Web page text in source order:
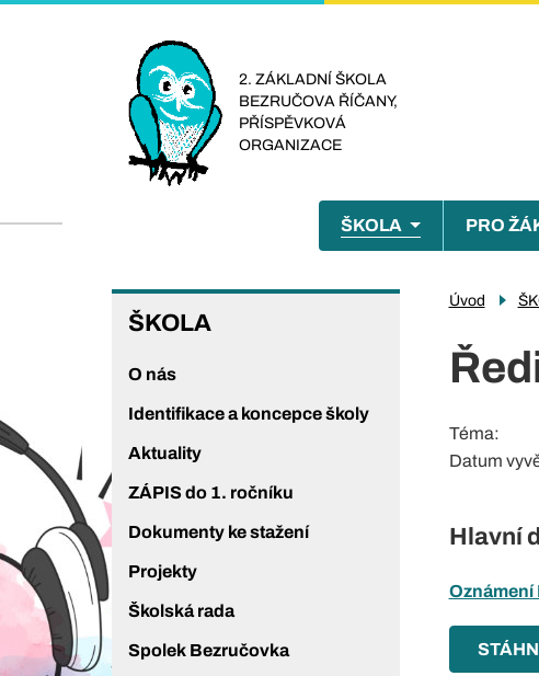
2. ZÁKLADNÍ ŠKOLA
BEZRUČOVA ŘÍČANY,
PŘÍSPĚVKOVÁ
ORGANIZACE
Menu
navigace
ŠKOLA PRO
ŠKOLA
ŠKOLA
O nás
Identifikace a koncepce školy
Aktuality
ZÁPIS do 1. ročníku
Dokumenty ke stažení
Projekty
Školská rada
Spolek Bezručovka
Úvod
Téma
Datum
Hlavní
Oznámení